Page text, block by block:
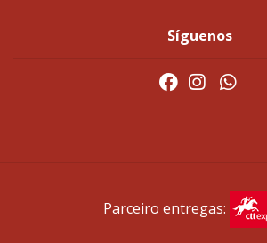
Síguenos
Parceiro entregas: